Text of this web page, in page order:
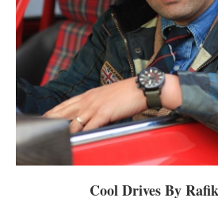
Cool Drives By